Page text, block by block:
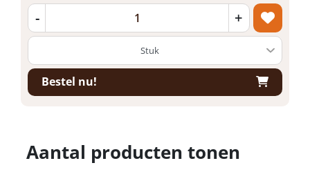
- +
Bestel nu!
Aantal producten tonen